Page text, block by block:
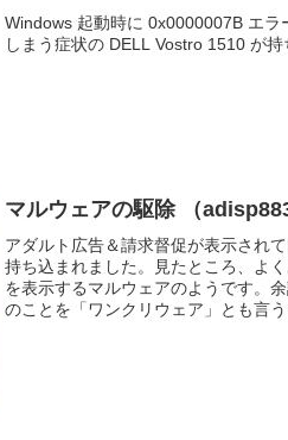
Windows 起動時に 0x0000007B エ
しまう症状の DELL Vostro 1510 が持
マルウェアの駆除 （
アダルト広告＆請求督促が表示され
持ち込まれました。見たところ、よ
を表示するマルウェアのようです。
のことを「ワンクリウェア」とも言う